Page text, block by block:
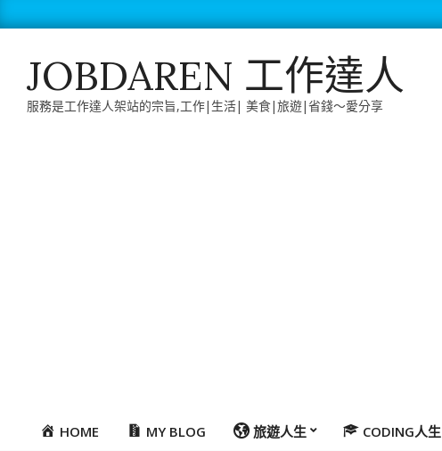
to
JOBDAREN 工作達人
服務是工作達人架站的宗旨,工作|生活| 美食|旅遊|省錢～愛分享
PrimaryHOME MY BLOG 旅遊人生 CODING人生